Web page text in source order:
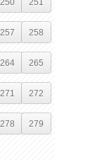
250 251
257 258
264 265
271 272
278 279